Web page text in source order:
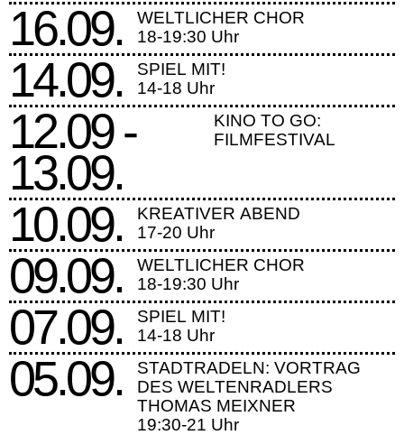
16.09.
WELTLICHER CHOR
18-19:30 Uhr
14.09.
SPIEL MIT!
14-18 Uhr
12.09 -
13.09.
KINO TO GO:
FILMFESTIVAL
10.09.
KREATIVER ABEND
17-20 Uhr
09.09.
WELTLICHER CHOR
18-19:30 Uhr
07.09.
SPIEL MIT!
14-18 Uhr
05.09.
STADTRADELN: VORTRAG
DES WELTENRADLERS
THOMAS MEIXNER
19:30-21 Uhr